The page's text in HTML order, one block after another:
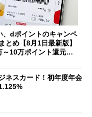
、dポイントのキャンペ
とめ【8月1日最新版】
10万ポイント還元の
ネスカード！初年度年会